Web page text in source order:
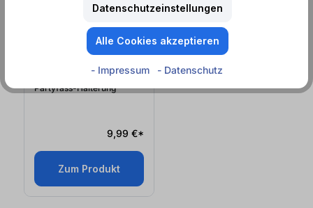
Partyfass-Halterung
9,99 €*
Zum Produkt
Datenschutzeinstellungen
Alle Cookies akzeptieren
- Impressum - Datenschutz